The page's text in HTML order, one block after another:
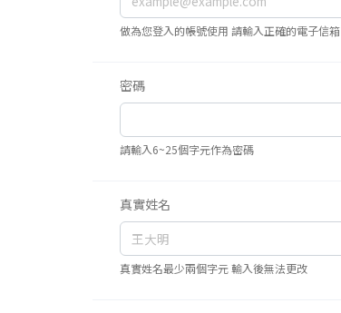
做為您登入的帳號使用 請輸入正確的電子信箱
密碼
請輸入6~25個字元作為密碼
真實姓名
真實姓名最少兩個字元 輸入後無法更改